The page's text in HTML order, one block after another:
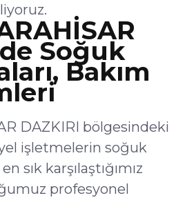
Soğuk
Bakım
DAZKIRI bölgesindeki
işletmelerin soğuk
sık karşılaştığımız
profesyonel